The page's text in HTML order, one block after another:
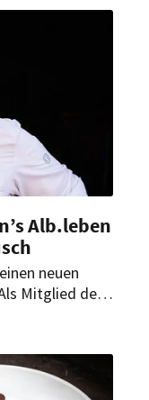
genießen,
Alb.leben
neuen
Mitglied der